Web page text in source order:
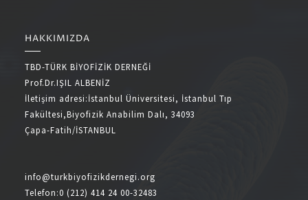
HAKKIMIZDA
TBD-TÜRK BİYOFİZİK DERNEĞİ
Prof.Dr.IŞIL ALBENİZ
İletişim adresi:İstanbul Üniversitesi, İstanbul Tıp
Fakültesi,Biyofizik Anabilim Dalı, 34093
Çapa-Fatih/İSTANBUL
info@turkbiyofizikdernegi.org
Telefon:0 (212) 414 24 00-32483